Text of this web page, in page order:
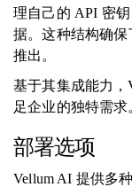
理自己的 API 密
据。这种结构确
推出。
基于其集成能力，
足企业的独特需求
部署选项
Vellum AI 提供多